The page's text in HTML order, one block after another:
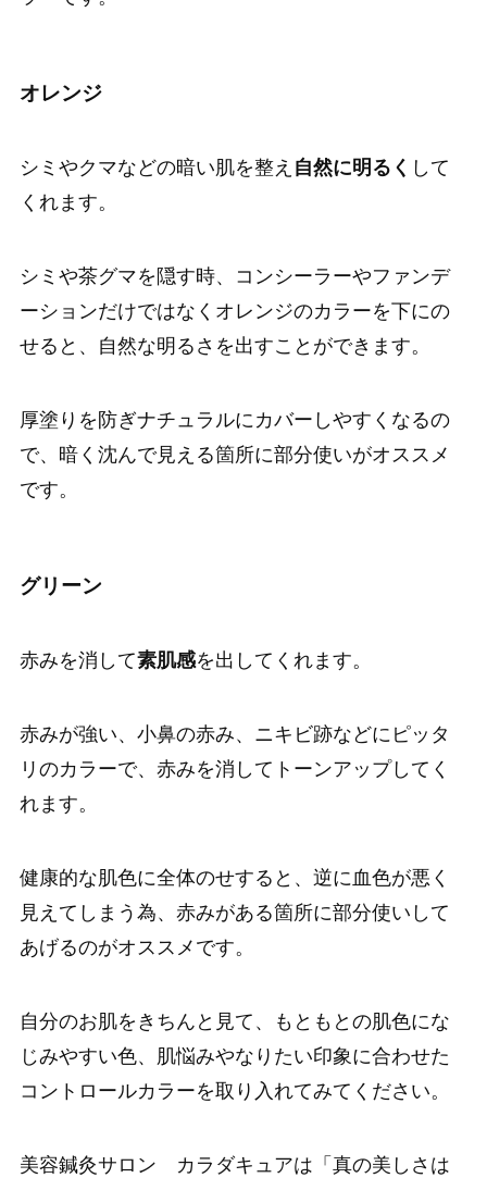
オレンジ
シミやクマなどの暗い肌を整え 自然に明るく して
くれます。
シミや茶グマを隠す時、コンシーラーやファンデ
ーションだけではなくオレンジのカラーを下にの
せると、自然な明るさを出すことができます。
厚塗りを防ぎナチュラルにカバーしやすくなるの
で、暗く沈んで見える箇所に部分使いがオススメ
です。
グリーン
赤みを消して素肌感を出してくれます。
赤みが強い、小鼻の赤み、ニキビ跡などにピッタ
リのカラーで、赤みを消してトーンアップしてく
れます。
健康的な肌色に全体のせすると、逆に血色が悪く
見えてしまう為、赤みがある箇所に部分使いして
あげるのがオススメです。
自分のお肌をきちんと見て、もともとの肌色にな
じみやすい色、肌悩みやなりたい印象に合わせた
コントロールカラーを取り入れてみてください。
美容鍼灸サロン カラダキュアは「真の美しさは